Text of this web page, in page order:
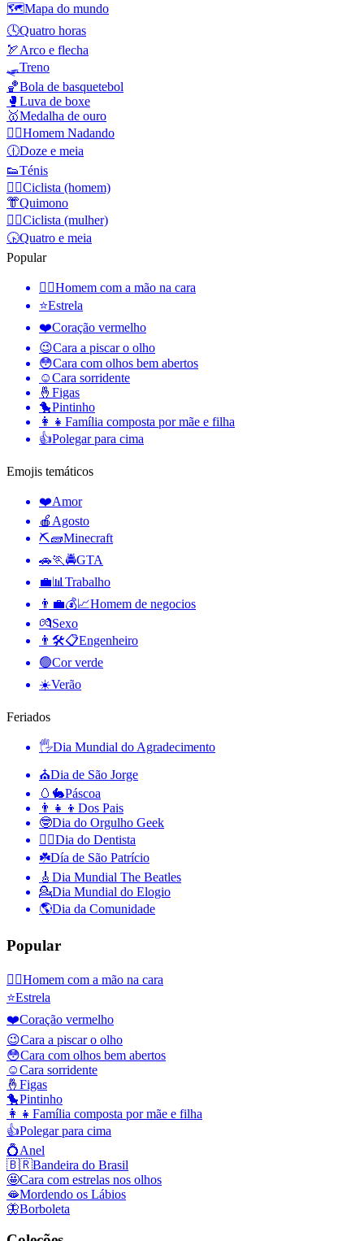
🗺️Mapa do mundo
🕓Quatro horas
🏹Arco e flecha
🛷Treno
🏀Bola de basquetebol
🥊 Luva de boxe
🥇Medalha de ouro
🏊‍♂️Homem Nadando
🕧Doze e meia
👟Ténis
🚴‍♂️Ciclista (homem)
👘Quimono
🚴‍♀️Ciclista (mulher)
🕟Quatro e meia
Popular
🤦‍♂️Homem com a mão na cara
⭐Estrela
❤️Coração vermelho
😉Cara a piscar o olho
😳Cara com olhos bem abertos
☺️Cara sorridente
🤞 Figas
🐤Pintinho
👩‍👧 Família composta por mãe e filha
👍Polegar para cima
Emojis temáticos
❤️Amor
🍎 Agosto
⛏🧱Minecraft
🚗🏃🚔GTA
💼📊 Trabalho
👨‍💼💰📈Homem de negocios
💏Sexo
👨🛠📋Engenheiro
🟢Cor verde
☀️Verão
Feriados
🖐Dia Mundial do Agradecimento
⛪️Dia de São Jorge
🥚🐇Páscoa
👨‍👧‍👦 Dos Pais
🤓Dia do Orgulho Geek
👨‍⚕️Dia do Dentista
☘️Día de São Patrício
🎸 Dia Mundial The Beatles
💁Dia Mundial do Elogio
🌎Dia da Comunidade
Popular
🤦‍♂️Homem com a mão na cara
⭐Estrela
❤️Coração vermelho
😉Cara a piscar o olho
😳Cara com olhos bem abertos
☺️Cara sorridente
🤞 Figas
🐤Pintinho
👩‍👧 Família composta por mãe e filha
👍Polegar para cima
💍Anel
🇧🇷Bandeira do Brasil
🤩Cara com estrelas nos olhos
🫦Mordendo os Lábios
🦋Borboleta